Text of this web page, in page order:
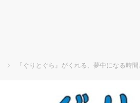
『ぐりとぐら』がくれる、夢中になる時